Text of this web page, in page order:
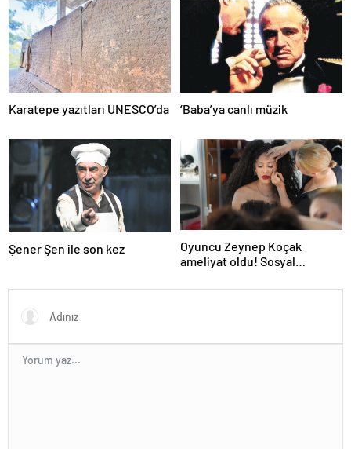
Karatepe yazıtları UNESCO’da ‘Baba’ya canlı müzik
Şener Şen ile son kez
Oyuncu Zeynep Koçak
ameliyat oldu! Sosyal
paylaştı